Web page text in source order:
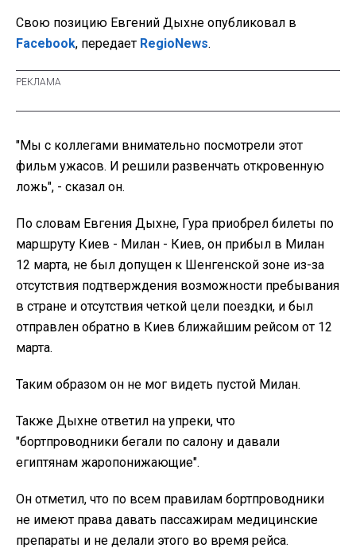
Свою позицию Евгений Дыхне опубликовал в
Facebook, передает RegioNews.
"Мы с коллегами внимательно посмотрели этот
фильм ужасов. И решили развенчать откровенную
ложь", - сказал он.
По словам Евгения Дыхне, Гура приобрел билеты по
маршруту Киев - Милан - Киев, он прибыл в Милан
12 марта, не был допущен к Шенгенской зоне из-за
отсутствия подтверждения возможности пребывания
в стране и отсутствия четкой цели поездки, и был
отправлен обратно в Киев ближайшим рейсом от 12
марта.
Таким образом он не мог видеть пустой Милан.
Также Дыхне ответил на упреки, что
"бортпроводники бегали по салону и давали
египтянам жаропонижающие".
Он отметил, что по всем правилам бортпроводники
не имеют права давать пассажирам медицинские
препараты и не делали этого во время рейса.